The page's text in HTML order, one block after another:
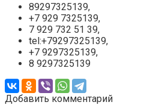
89297325139,
+7 929 7325139,
7 929 732 51 39,
tel:+79297325139,
+7 9297325139,
8 9297325139
Добавить комментарий